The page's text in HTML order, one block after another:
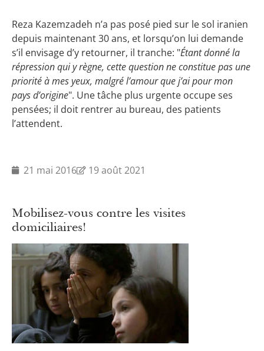
Reza Kazemzadeh n’a pas posé pied sur le sol iranien
depuis maintenant 30 ans, et lorsqu’on lui demande
s’il envisage d’y retourner, il tranche: "Étant donné la
répression qui y règne, cette question ne constitue pas une
priorité à mes yeux, malgré l’amour que j’ai pour mon
pays d’origine". Une tâche plus urgente occupe ses
pensées; il doit rentrer au bureau, des patients
l’attendent.
21 mai 2016 19 août 2021
Mobilisez-vous contre les visites
domiciliaires!